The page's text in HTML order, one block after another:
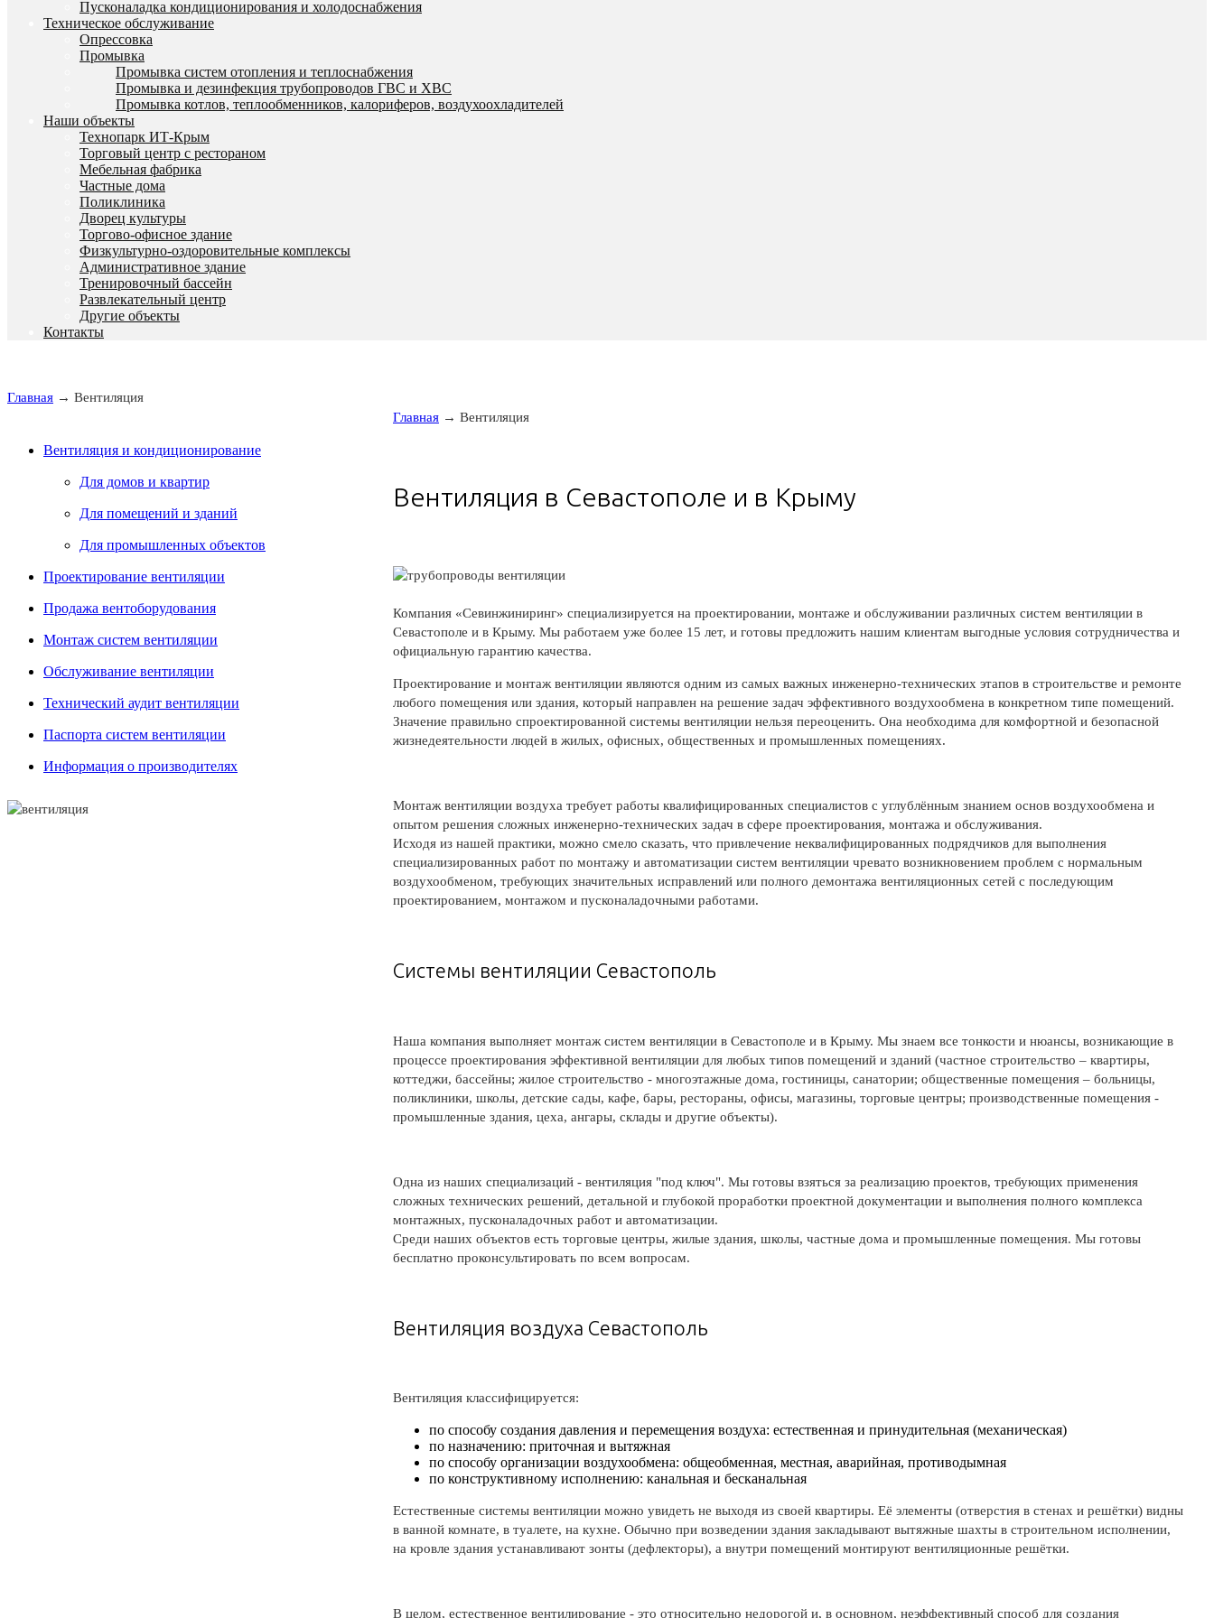
Пусконаладка кондиционирования и холодоснабжения
Техническое обслуживание
Опрессовка
Промывка
Промывка систем отопления и теплоснабжения
Промывка и дезинфекция трубопроводов ГВС и ХВС
Промывка котлов, теплообменников, калориферов, воздухоохладителей
Наши объекты
Технопарк ИТ-Крым
Торговый центр с рестораном
Мебельная фабрика
Частные дома
Поликлиника
Дворец культуры
Торгово-офисное здание
Физкультурно-оздоровительные комплексы
Административное здание
Тренировочный бассейн
Развлекательный центр
Другие объекты
Контакты
Главная → Вентиляция
Вентиляция и кондиционирование
Для домов и квартир
Для помещений и зданий
Для промышленных объектов
Проектирование вентиляции
Продажа вентоборудования
Монтаж систем вентиляции
Обслуживание вентиляции
Технический аудит вентиляции
Паспорта систем вентиляции
Информация о производителях
Главная → Вентиляция
Вентиляция в Севастополе и в Крыму
Компания «Севинжиниринг» специализируется на проектировании, монтаже и обслуживании различных систем вентиляции в
Севастополе и в Крыму. Мы работаем уже более 15 лет, и готовы предложить нашим клиентам выгодные условия сотрудничества и
официальную гарантию качества.
Проектирование и монтаж вентиляции являются одним из самых важных инженерно-технических этапов в строительстве и ремонте
любого помещения или здания, который направлен на решение задач эффективного воздухообмена в конкретном типе помещений.
Значение правильно спроектированной системы вентиляции нельзя переоценить. Она необходима для комфортной и безопасной
жизнедеятельности людей в жилых, офисных, общественных и промышленных помещениях.
Монтаж вентиляции воздуха требует работы квалифицированных специалистов с углублённым знанием основ воздухообмена и
опытом решения сложных инженерно-технических задач в сфере проектирования, монтажа и обслуживания.
Исходя из нашей практики, можно смело сказать, что привлечение неквалифицированных подрядчиков для выполнения
специализированных работ по монтажу и автоматизации систем вентиляции чревато возникновением проблем с нормальным
воздухообменом, требующих значительных исправлений или полного демонтажа вентиляционных сетей с последующим
проектированием, монтажом и пусконаладочными работами.
Системы вентиляции Севастополь
Наша компания выполняет монтаж систем вентиляции в Севастополе и в Крыму. Мы знаем все тонкости и нюансы, возникающие в
процессе проектирования эффективной вентиляции для любых типов помещений и зданий (частное строительство – квартиры,
коттеджи, бассейны; жилое строительство - многоэтажные дома, гостиницы, санатории; общественные помещения – больницы,
поликлиники, школы, детские сады, кафе, бары, рестораны, офисы, магазины, торговые центры; производственные помещения -
промышленные здания, цеха, ангары, склады и другие объекты).
Одна из наших специализаций - вентиляция "под ключ". Мы готовы взяться за реализацию проектов, требующих применения
сложных технических решений, детальной и глубокой проработки проектной документации и выполнения полного комплекса
монтажных, пусконаладочных работ и автоматизации.
Среди наших объектов есть торговые центры, жилые здания, школы, частные дома и промышленные помещения. Мы готовы
бесплатно проконсультировать по всем вопросам.
Вентиляция воздуха Севастополь
Вентиляция классифицируется:
по способу создания давления и перемещения воздуха: естественная и принудительная (механическая)
по назначению: приточная и вытяжная
по способу организации воздухообмена: общеобменная, местная, аварийная, противодымная
по конструктивному исполнению: канальная и бесканальная
Естественные системы вентиляции можно увидеть не выходя из своей квартиры. Её элементы (отверстия в стенах и решётки) видны
в ванной комнате, в туалете, на кухне. Обычно при возведении здания закладывают вытяжные шахты в строительном исполнении,
на кровле здания устанавливают зонты (дефлекторы), а внутри помещений монтируют вентиляционные решётки.
В целом, естественное вентилирование - это относительно недорогой и, в основном, неэффективный способ для создания